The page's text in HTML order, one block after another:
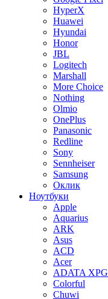
HyperX
Huawei
Hyundai
Honor
JBL
Logitech
Marshall
More Choice
Nothing
Olmio
OnePlus
Panasonic
Redline
Sony
Sennheiser
Samsung
Оклик
Ноутбуки
Apple
Aquarius
ARK
Asus
ACD
Acer
ADATA XPG
Colorful
Chuwi